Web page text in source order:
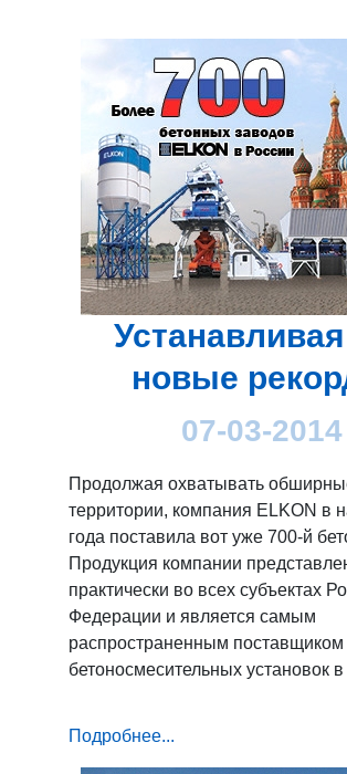
новые
07-03-2014
Продолжая охватывать
территории, компания ELKON в
года поставила вот уже 700-й
Продукция компании
практически во всех субъектах
Федерации и является самым
распространенным поставщиком
бетоносмесительных установок в
Подробнее...